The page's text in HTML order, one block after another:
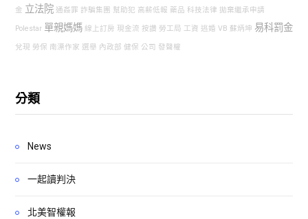
金 立法院 通姦罪 詐騙集團 幫助犯 高薪低報 藥品 科技法律 拋棄繼承申請
Polestar 單親媽媽 線上訂房 現金流 按讚 勞工局 工資 逃婚 VB 蘇炳坤 易科罰金
兌現 勞保 南漂作家 選舉 內政部 健保 公司 發聲權
分類
News
一起讀判決
北美智權報